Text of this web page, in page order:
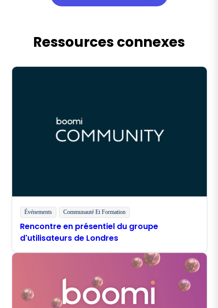
Ressources connexes
Événements Communauté Et Formation
Rencontre en présentiel du groupe
d'utilisateurs de Londres